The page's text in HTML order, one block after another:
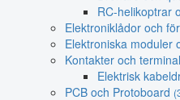
RC-helikoptrar
Elektroniklådor och
Elektroniska moduler
Kontakter och
Elektrisk
PCB och Protoboard